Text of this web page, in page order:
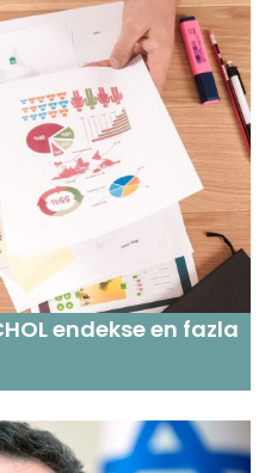
endekse en fazla